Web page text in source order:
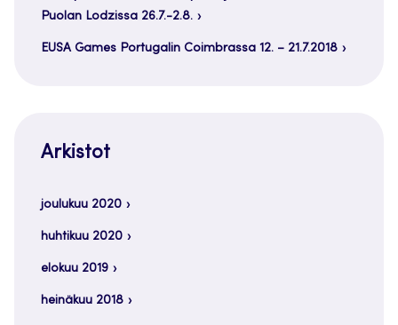
Puolan Lodzissa 26.7.-2.8.
EUSA Games Portugalin Coimbrassa 12. – 21.7.2018
Arkistot
joulukuu 2020
huhtikuu 2020
elokuu 2019
heinäkuu 2018